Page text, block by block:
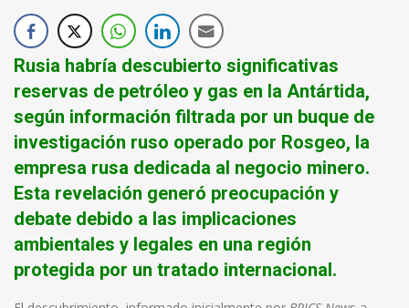
Rusia habría descubierto significativas
reservas de petróleo y gas en la Antártida,
según información filtrada por un buque de
investigación ruso operado por Rosgeo, la
empresa rusa dedicada al negocio minero.
Esta revelación generó preocupación y
debate debido a las implicaciones
ambientales y legales en una región
protegida por un tratado internacional.